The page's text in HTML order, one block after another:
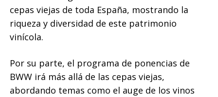
cepas viejas de toda España, mostrando la
riqueza y diversidad de este patrimonio
vinícola.
Por su parte, el programa de ponencias de
BWW irá más allá de las cepas viejas,
abordando temas como el auge de los vinos